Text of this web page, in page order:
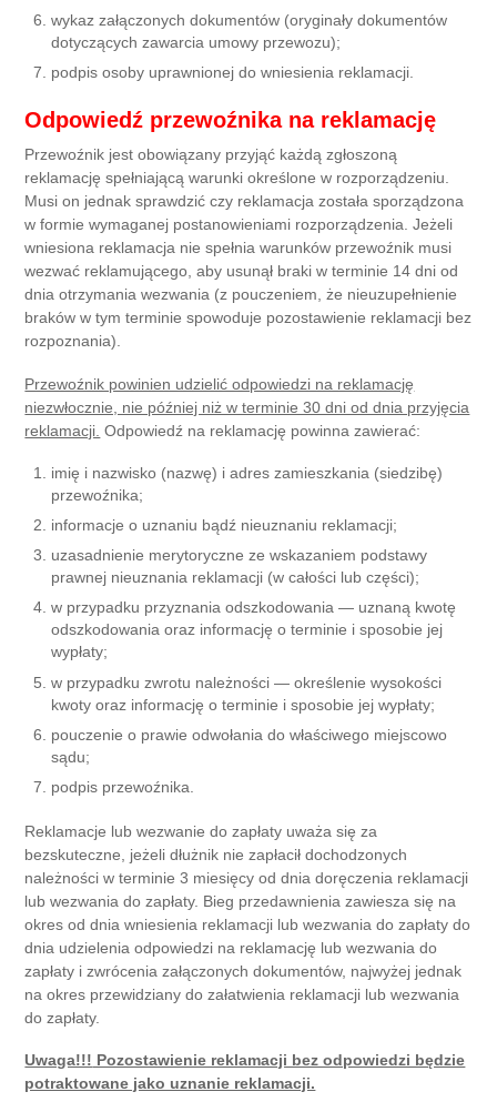
wykaz załączonych dokumentów (oryginały dokumentów
dotyczących zawarcia umowy przewozu);
podpis osoby uprawnionej do wniesienia reklamacji.
Odpowiedź przewoźnika na reklamację
Przewoźnik jest obowiązany przyjąć każdą zgłoszoną
reklamację spełniającą warunki określone w rozporządzeniu.
Musi on jednak sprawdzić czy reklamacja została sporządzona
w formie wymaganej postanowieniami rozporządzenia. Jeżeli
wniesiona reklamacja nie spełnia warunków przewoźnik musi
wezwać reklamującego, aby usunął braki w terminie 14 dni od
dnia otrzymania wezwania (z pouczeniem, że nieuzupełnienie
braków w tym terminie spowoduje pozostawienie reklamacji bez
rozpoznania).
Przewoźnik powinien udzielić odpowiedzi na reklamację
niezwłocznie, nie później niż w terminie 30 dni od dnia przyjęcia
reklamacji. Odpowiedź na reklamację powinna zawierać:
imię i nazwisko (nazwę) i adres zamieszkania (siedzibę)
przewoźnika;
informacje o uznaniu bądź nieuznaniu reklamacji;
uzasadnienie merytoryczne ze wskazaniem podstawy
prawnej nieuznania reklamacji (w całości lub części);
w przypadku przyznania odszkodowania — uznaną kwotę
odszkodowania oraz informację o terminie i sposobie jej
wypłaty;
w przypadku zwrotu należności — określenie wysokości
kwoty oraz informację o terminie i sposobie jej wypłaty;
pouczenie o prawie odwołania do właściwego miejscowo
sądu;
podpis przewoźnika.
Reklamacje lub wezwanie do zapłaty uważa się za
bezskuteczne, jeżeli dłużnik nie zapłacił dochodzonych
należności w terminie 3 miesięcy od dnia doręczenia reklamacji
lub wezwania do zapłaty. Bieg przedawnienia zawiesza się na
okres od dnia wniesienia reklamacji lub wezwania do zapłaty do
dnia udzielenia odpowiedzi na reklamację lub wezwania do
zapłaty i zwrócenia załączonych dokumentów, najwyżej jednak
na okres przewidziany do załatwienia reklamacji lub wezwania
do zapłaty.
Uwaga!!! Pozostawienie reklamacji bez odpowiedzi będzie
potraktowane jako uznanie reklamacji.